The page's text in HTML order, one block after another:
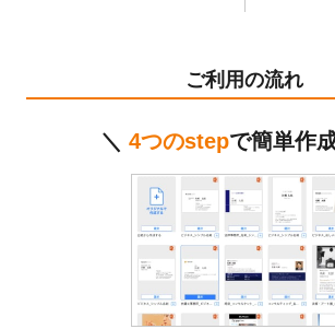
箔押し年賀状のデザイン
ステッカーのデザインテ
しました。
2025年巳年の年賀状デザ
を公開いたしました。
喪中はがきのデザインテ
いたしました。
2025年版1月始まりのカ
ご利用の流れ
＼ 4つのstepで簡単作